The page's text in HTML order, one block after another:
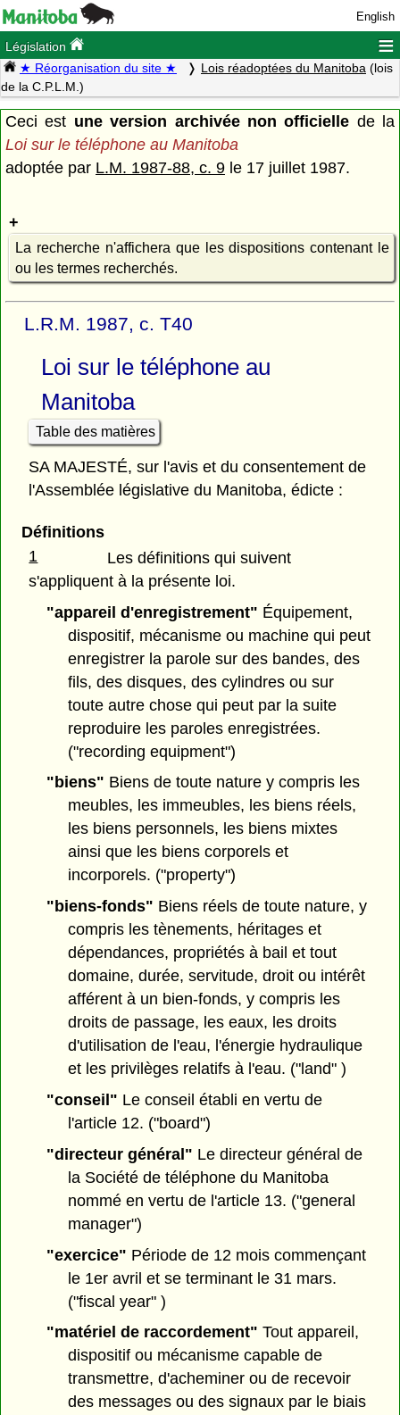
English
Législation ≡
★ Réorganisation du site ★ Lois réadoptées du Manitoba (lois
de la C.P.L.M.)
Ceci est une version archivée non officielle de la
Loi sur le téléphone au Manitoba
adoptée par L.M. 1987-88, c. 9 le 17 juillet 1987.
La recherche n'affichera que les dispositions contenant le
ou les termes recherchés.
L.R.M. 1987, c. T40
Loi sur le téléphone au
Manitoba
Table des matières
SA MAJESTÉ, sur l'avis et du consentement de
l'Assemblée législative du Manitoba, édicte :
Définitions
1
Les définitions qui suivent
s'appliquent à la présente loi.
"appareil d'enregistrement" Équipement,
dispositif, mécanisme ou machine qui peut
enregistrer la parole sur des bandes, des
fils, des disques, des cylindres ou sur
toute autre chose qui peut par la suite
reproduire les paroles enregistrées.
("recording equipment")
"biens" Biens de toute nature y compris les
meubles, les immeubles, les biens réels,
les biens personnels, les biens mixtes
ainsi que les biens corporels et
incorporels. ("property")
"biens-fonds" Biens réels de toute nature, y
compris les tènements, héritages et
dépendances, propriétés à bail et tout
domaine, durée, servitude, droit ou intérêt
afférent à un bien-fonds, y compris les
droits de passage, les eaux, les droits
d'utilisation de l'eau, l'énergie hydraulique
et les privilèges relatifs à l'eau. ("land" )
"conseil" Le conseil établi en vertu de
l'article 12. ("board")
"directeur général" Le directeur général de
la Société de téléphone du Manitoba
nommé en vertu de l'article 13. ("general
manager")
"exercice" Période de 12 mois commençant
le 1er avril et se terminant le 31 mars.
("fiscal year" )
"matériel de raccordement" Tout appareil,
dispositif ou mécanisme capable de
transmettre, d'acheminer ou de recevoir
des messages ou des signaux par le biais